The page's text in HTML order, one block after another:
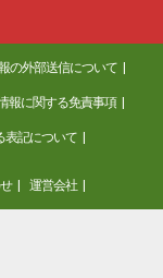
の外部送信について
報に関する免責事項
表記について
運営会社